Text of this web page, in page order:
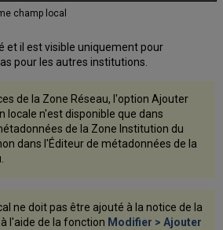
champ local
et il est visible uniquement pour
pour les autres institutions.
de la Zone Réseau, l'option Ajouter
locale n'est disponible que dans
de la Zone Institution du
dans l'Éditeur de métadonnées de la
ne doit pas être ajouté à la notice de la
l'aide de la fonction Modifier > Ajouter